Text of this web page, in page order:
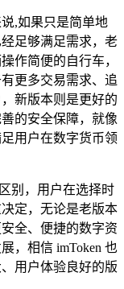
,如果只是简单地
足够满足需求，老
作简便的自行车，
更多交易需求、追
新版本则是更好的
的安全保障，就像
用户在数字货币领
别，用户在选择时
定，无论是老版本
全、便捷的数字资
，相信 imToken 也
用户体验良好的版